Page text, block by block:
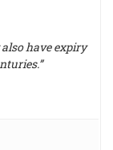
have expiry